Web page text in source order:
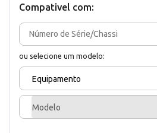
Compativel com:
ou selecione um modelo:
Equipamento
Modelo